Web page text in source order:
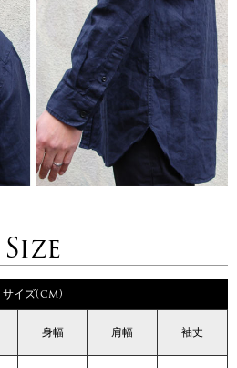
Size
サイズ(cm)
身幅 肩幅 袖丈